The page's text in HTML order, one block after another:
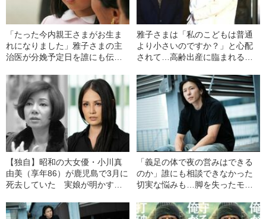
「たった今内親王さまがお生ま
れになりました」雅子さまの主
治医が分娩予定日を誰にも伝え
雅子さまは「私のこどもは普通
より小さいのですか？」と心配
されて…高齢出産に臨まれるま
【独自】昭和の大女優・小川真
由美（享年86）が鹿児島で3月に
死去していた 実娘が明かす
「義足の体で夜の営みはできる
のか」誰にも相談できなかった
切実な悩みも…脚を失ったモデ
運がいい」と言えるワケ